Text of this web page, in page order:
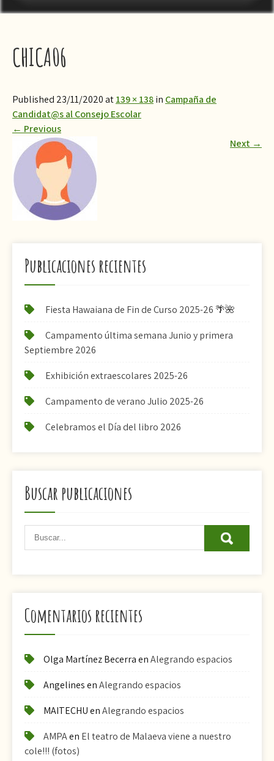
CHICA06
Published 23/11/2020 at139 × 138in Campaña de
Candidat@s al Consejo Escolar
← Previous
Next →
Publicaciones recientes
Fiesta Hawaiana de Fin de Curso 2025-26 🌴🌺
Campamento última semana Junio y primera
Septiembre 2026
Exhibición extraescolares 2025-26
Campamento de verano Julio 2025-26
Celebramos el Día del libro 2026
Buscar publicaciones
Comentarios recientes
Olga Martínez BecerraenAlegrando espacios
AngelinesenAlegrando espacios
MAITECHUenAlegrando espacios
AMPAen El teatro de Malaeva viene a nuestro
cole!!! (fotos)